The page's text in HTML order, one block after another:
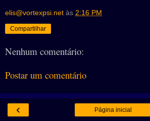
elis@vortexpsi.net às 2:16 PM
Compartilhar
Nenhum comentário:
Postar um comentário
‹ Página inicial